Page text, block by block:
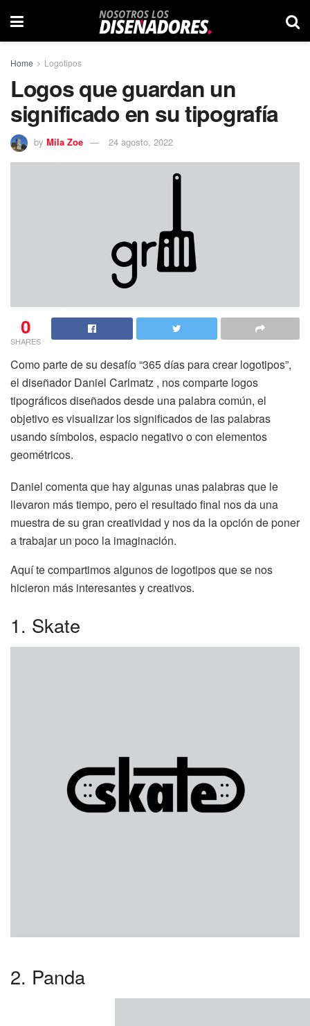
Home Logotipos
Logos que guardan un
significado en su tipografía
by Mila Zoe 24 agosto, 2022
0
SHARES
Como parte de su desafío “365 días para crear logotipos”,
el diseñador Daniel Carlmatz , nos comparte logos
tipográficos diseñados desde una palabra común, el
objetivo es visualizar los significados de las palabras
usando símbolos, espacio negativo o con elementos
geométricos.
Daniel comenta que hay algunas unas palabras que le
llevaron más tiempo, pero el resultado final nos da una
muestra de su gran creatividad y nos da la opción de poner
a trabajar un poco la imaginación.
Aquí te compartimos algunos de logotipos que se nos
hicieron más interesantes y creativos.
1. Skate
2. Panda